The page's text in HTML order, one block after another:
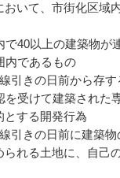
いて、市街化区域
40以上の建築物が
内であるもの
引きの日前から存
受けて建築された
とする開発行為
引きの日前に建築
れる土地に、自己